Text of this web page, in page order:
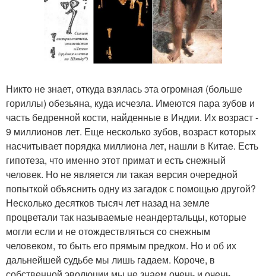
Никто не знает, откуда взялась эта огромная (больше
гориллы) обезьяна, куда исчезла. Имеются пара зубов и
часть бедренной кости, найденные в Индии. Их возраст -
9 миллионов лет. Еще несколько зубов, возраст которых
насчитывает порядка миллиона лет, нашли в Китае. Есть
гипотеза, что именно этот примат и есть снежный
человек. Но не является ли такая версия очередной
попыткой объяснить одну из загадок с помощью другой?
Несколько десятков тысяч лет назад на земле
процветали так называемые неандертальцы, которые
могли если и не отождествляться со снежным
человеком, то быть его прямым предком. Но и об их
дальнейшей судьбе мы лишь гадаем. Короче, в